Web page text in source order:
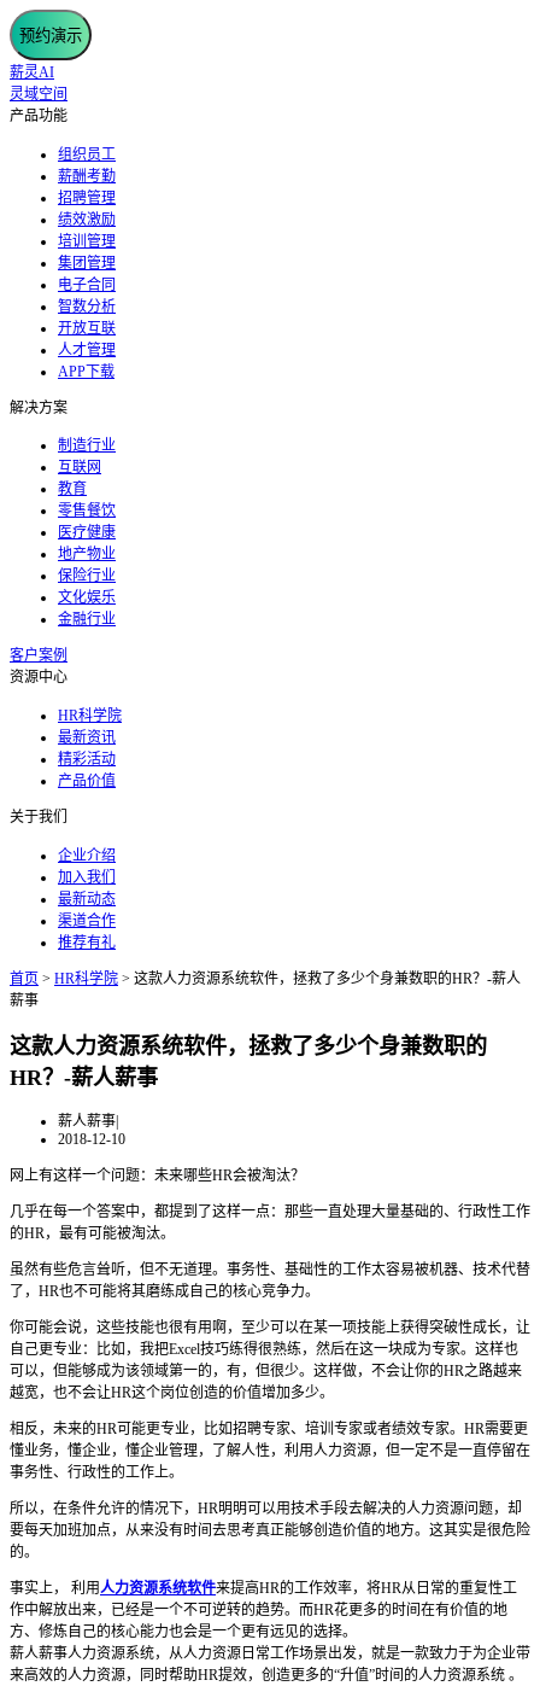
预约演示
薪灵AI
灵域空间
产品功能
组织员工
薪酬考勤
招聘管理
绩效激励
培训管理
集团管理
电子合同
智数分析
开放互联
人才管理
APP下载
解决方案
制造行业
互联网
教育
零售餐饮
医疗健康
地产物业
保险行业
文化娱乐
金融行业
客户案例
资源中心
HR科学院
最新资讯
精彩活动
产品价值
关于我们
企业介绍
加入我们
最新动态
渠道合作
推荐有礼
首页 > HR科学院 > 这款人力资源系统软件，拯救了多少个身兼数职的HR？-薪人
薪事
这款人力资源系统软件，拯救了多少个身兼数职的
HR？-薪人薪事
薪人薪事|
2018-12-10
网上有这样一个问题：未来哪些HR会被淘汰？
几乎在每一个答案中，都提到了这样一点：那些一直处理大量基础的、行政性工作
的HR，最有可能被淘汰。
虽然有些危言耸听，但不无道理。事务性、基础性的工作太容易被机器、技术代替
了，HR也不可能将其磨练成自己的核心竞争力。
你可能会说，这些技能也很有用啊，至少可以在某一项技能上获得突破性成长，让
自己更专业：比如，我把Excel技巧练得很熟练，然后在这一块成为专家。这样也
可以，但能够成为该领域第一的，有，但很少。这样做，不会让你的HR之路越来
越宽，也不会让HR这个岗位创造的价值增加多少。
相反，未来的HR可能更专业，比如招聘专家、培训专家或者绩效专家。HR需要更
懂业务，懂企业，懂企业管理，了解人性，利用人力资源，但一定不是一直停留在
事务性、行政性的工作上。
所以，在条件允许的情况下，HR明明可以用技术手段去解决的人力资源问题，却
要每天加班加点，从来没有时间去思考真正能够创造价值的地方。这其实是很危险
的。
事实上， 利用人力资源系统软件来提高HR的工作效率，将HR从日常的重复性工
作中解放出来，已经是一个不可逆转的趋势。而HR花更多的时间在有价值的地
方、修炼自己的核心能力也会是一个更有远见的选择。
薪人薪事人力资源系统，从人力资源日常工作场景出发，就是一款致力于为企业带
来高效的人力资源，同时帮助HR提效，创造更多的“升值”时间的人力资源系统 。